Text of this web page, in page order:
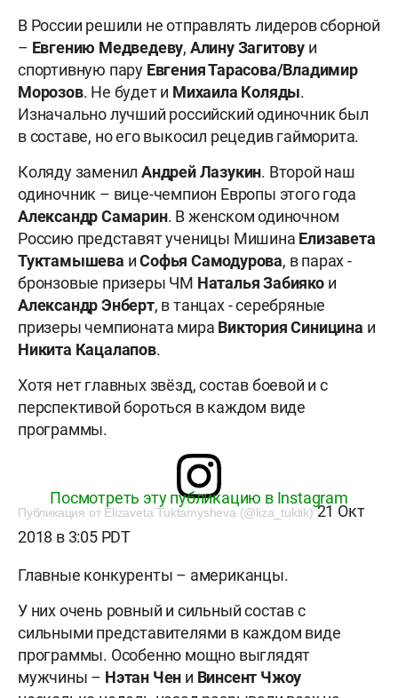
В России решили не отправлять лидеров сборной
– Евгению Медведеву, Алину Загитову и
спортивную пару Евгения Тарасова/Владимир
Морозов. Не будет и Михаила Коляды.
Изначально лучший российский одиночник был
в составе, но его выкосил рецедив гайморита.
Коляду заменил Андрей Лазукин. Второй наш
одиночник – вице-чемпион Европы этого года
Александр Самарин. В женском одиночном
Россию представят ученицы Мишина Елизавета
Туктамышева иСофья Самодурова, в парах -
бронзовые призеры ЧМ Наталья Забияко и
Александр Энберт, в танцах - серебряные
призеры чемпионата мира Виктория Синицина и
Никита Кацалапов.
Хотя нет главных звёзд, состав боевой и с
перспективой бороться в каждом виде
программы.
Посмотреть эту публикацию в Instagram
Публикация от Elizaveta Tuktamysheva (@liza_tuktik) 21 Окт
2018 в 3:05 PDT
Главные конкуренты – американцы.
У них очень ровный и сильный состав с
сильными представителями в каждом виде
программы. Особенно мощно выглядят
мужчины – Нэтан Чен и Винсент Чжоу